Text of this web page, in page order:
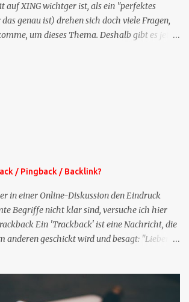
auf XING wichtger ist, als ein "perfektes
genau ist) drehen sich doch viele Fragen,
um dieses Thema. Deshalb gibt es jetzt
eine weitere Folge. Die Startsequenz ist 16
/ Pingback / Backlink?
in einer Online-Diskussion den Eindruck
Begriffe nicht klar sind, versuche ich hier
Ein 'Trackback' ist eine Nachricht, die
anderen geschickt wird und besagt: "Lieber
zu sagen hatte." Diese